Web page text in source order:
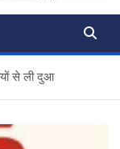
से ली दुआ